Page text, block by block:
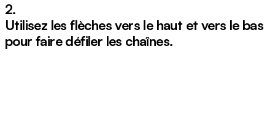
2.
Utilisez les flèchesvers le haut et vers le bas
pour faire défiler les chaînes.